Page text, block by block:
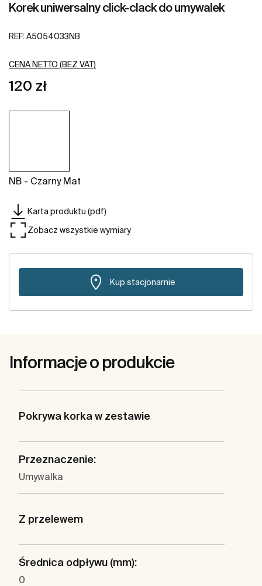
Korek uniwersalny click-clack do umywalek
REF: A5054033NB
CENA NETTO (BEZ VAT)
120 zł
NB - Czarny Mat
Karta produktu (pdf)
Zobacz wszystkie wymiary
Kup stacjonarnie
Informacje o produkcie
Pokrywa korka w zestawie
Przeznaczenie:
Umywalka
Z przelewem
Średnica odpływu (mm):
0